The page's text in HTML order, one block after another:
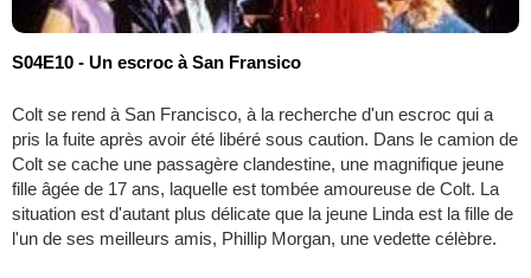
S04E10 - Un escroc à San Fransico
Colt se rend à San Francisco, à la recherche d'un escroc qui a
pris la fuite après avoir été libéré sous caution. Dans le camion de
Colt se cache une passagère clandestine, une magnifique jeune
fille âgée de 17 ans, laquelle est tombée amoureuse de Colt. La
situation est d'autant plus délicate que la jeune Linda est la fille de
l'un de ses meilleurs amis, Phillip Morgan, une vedette célèbre.